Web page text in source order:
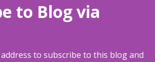
to Blog via
to subscribe to this blog and